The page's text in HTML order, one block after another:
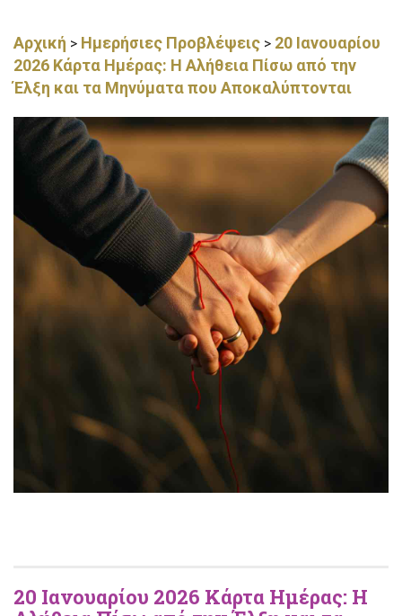
Αρχική > Ημερήσιες Προβλέψεις > 20 Ιανουαρίου
2026 Κάρτα Ημέρας: Η Αλήθεια Πίσω από την
Έλξη και τα Μηνύματα που Αποκαλύπτονται
20 Ιανουαρίου 2026 Κάρτα Ημέρας: Η